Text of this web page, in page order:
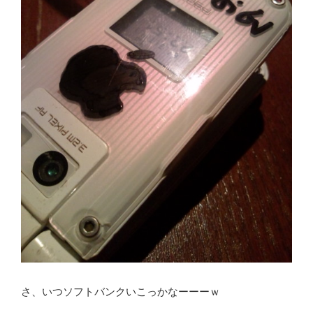
さ、いつソフトバンクいこっかなーーーｗ